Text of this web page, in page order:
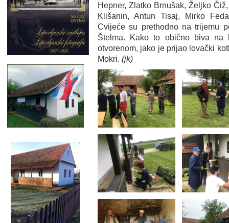
Hepner, Zlatko Brnušak, Željko
Klišanin, Antun Tisaj, Mirko
Cvijeće su prethodno na trijemu
Štelma. Kako to obično biva na
otvorenom, jako je prijao lovački
Mokri. (jk)